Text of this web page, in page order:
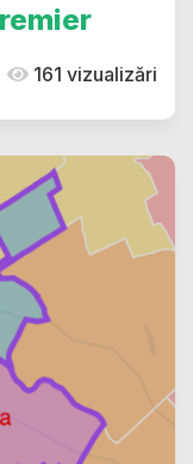
161 vizualizări